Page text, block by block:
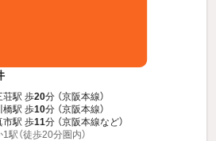
荘駅 歩20分 （京阪本線）
橋駅 歩10分 （京阪本線）
市駅 歩11分 （京阪本線など）
駅（徒歩20分圏内）